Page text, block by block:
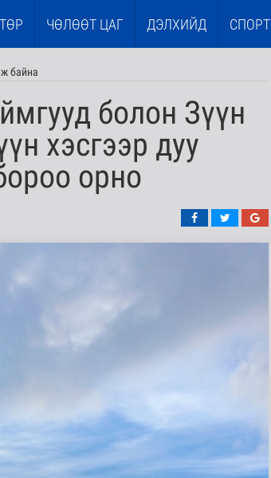
ЧӨЛӨӨТ ЦАГ ДЭЛХИЙД СПОРТ
байна
14 алба хаагч хамрагдаж байна
болон Зүүн
хэсгээр дуу
орно